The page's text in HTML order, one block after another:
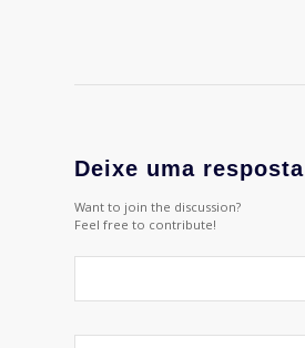
Deixe uma resposta
Want to join the discussion?
Feel free to contribute!